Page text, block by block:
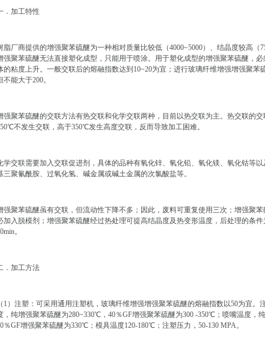
．加工特性
脂厂商提供的增强聚苯硫醚为一种相对质量比较低（4000~5000）、结晶度较高（
强聚苯硫醚无法直接塑化成型，只能用于喷涂。用于塑化成型的增强聚苯硫醚，
的粘度上升。一般交联后的熔融指数达到10~20为宜；进行玻璃纤维增强增强聚苯
不能大于200。
强聚苯硫醚的交联方法有热交联和化学交联两种，目前以热交联为主。热交联的
不发生交联，高于350℃发生高度交联，反而导致加工困难。
学交联需要加入交联促进剂，具体的品种有氧化锌、氧化铅、氧化镁、氧化钴等
三聚氰酰胺、过氧化氢、碱金属或碱土金属的次氯酸盐等。
强聚苯硫醚虽有交联，但流动性下降不多；因此，废料可重复使用三次；增强聚
加入脱模剂；增强聚苯硫醚经过热处理可提高结晶度及热变形温度，后处理的条
。
．加工方法
（1）注塑：可采用通用注塑机，玻璃纤维增强增强聚苯硫醚的熔融指数以50为宜。
，纯增强聚苯硫醚为280~330℃，40％GF增强聚苯硫醚为300 -350℃；喷嘴温度，
％GF增强聚苯硫醚为330℃；模具温度120-180℃；注塑压力，50-130 MPA。